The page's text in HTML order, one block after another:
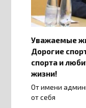
Уважаемые
Дорогие
спорта и
жизни!
От имени
от себя